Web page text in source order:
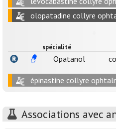
olopatadine collyre
spécialité
Opatanol
épinastine collyre
Associations avec